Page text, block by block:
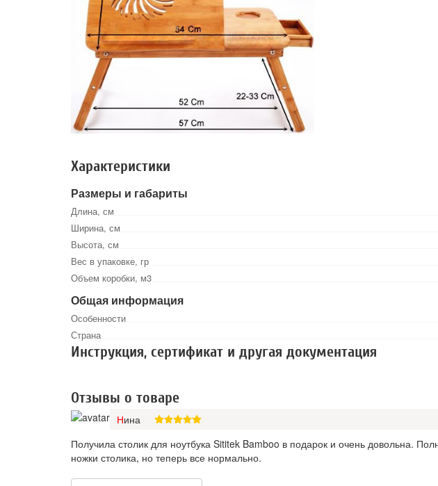
Характеристики
Размеры и габариты
Длина, см
Ширина, см
Высота, см
Вес в упаковке, гр
Объем коробки, м3
Общая информация
Особенности
Страна
Инструкция, сертификат и другая документация
Отзывы о товаре
Нина
Получила столик для ноутбука Sititek Bamboo в подарок и очень довольна.
ножки столика, но теперь все нормально.